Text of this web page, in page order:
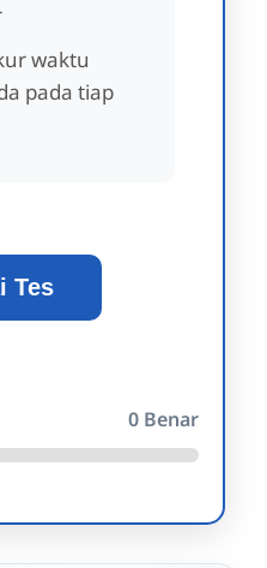
waktu
pada tiap
Tes
0 Benar